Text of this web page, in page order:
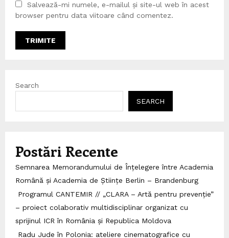
Salvează-mi numele, e-mailul și site-ul web în acest
browser pentru data viitoare când comentez.
Search
SEARCH
Postări Recente
Semnarea Memorandumului de Înțelegere între Academia
Română și Academia de Științe Berlin – Brandenburg
Programul CANTEMIR // „CLARA – Artă pentru prevenție”
– proiect colaborativ multidisciplinar organizat cu
sprijinul ICR în România și Republica Moldova
Radu Jude în Polonia: ateliere cinematografice cu